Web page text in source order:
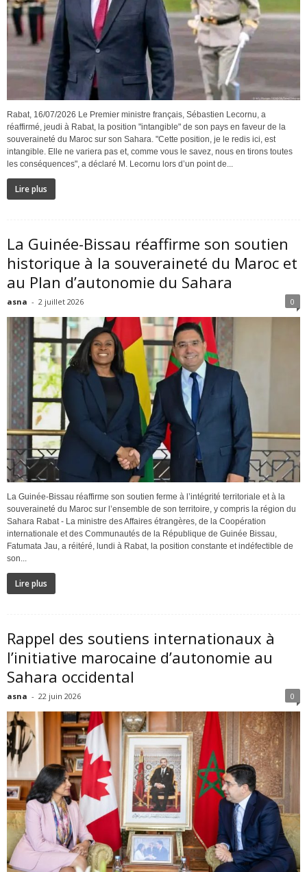
Rabat, 16/07/2026 Le Premier ministre français, Sébastien Lecornu, a
réaffirmé, jeudi à Rabat, la position "intangible" de son pays en faveur de la
souveraineté du Maroc sur son Sahara. "Cette position, je le redis ici, est
intangible. Elle ne variera pas et, comme vous le savez, nous en tirons toutes
les conséquences", a déclaré M. Lecornu lors d’un point de...
Lire plus
La Guinée-Bissau réaffirme son soutien
historique à la souveraineté du Maroc et
au Plan d’autonomie du Sahara
asna - 2 juillet 2026 0
La Guinée-Bissau réaffirme son soutien ferme à l’intégrité territoriale et à la
souveraineté du Maroc sur l’ensemble de son territoire, y compris la région du
Sahara Rabat - La ministre des Affaires étrangères, de la Coopération
internationale et des Communautés de la République de Guinée Bissau,
Fatumata Jau, a réitéré, lundi à Rabat, la position constante et indéfectible de
son...
Lire plus
Rappel des soutiens internationaux à
l’initiative marocaine d’autonomie au
Sahara occidental
asna - 22 juin 2026 0